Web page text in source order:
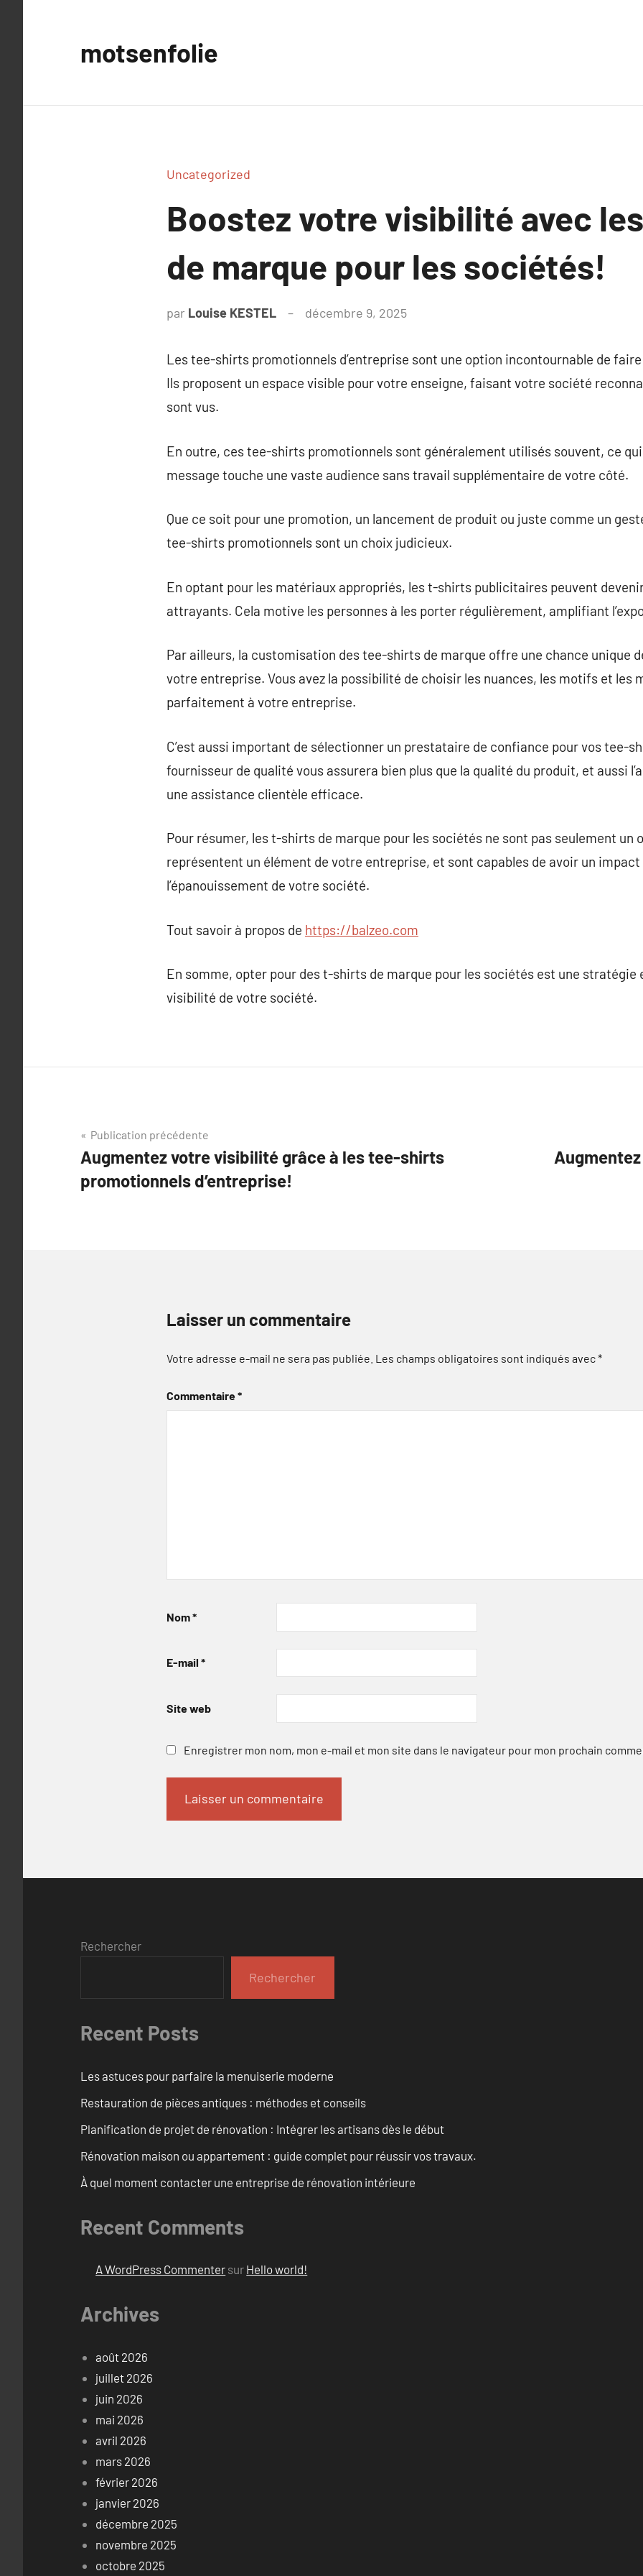
motsenfolie
Uncategorized
Boostez votre visibilité avec
de marque pour les sociétés!
par Louise KESTEL décembre 9, 2025
Les tee-shirts promotionnels d’entreprise sont une option incontournable de
Ils proposent un espace visible pour votre enseigne, faisant votre société
sont vus.
En outre, ces tee-shirts promotionnels sont généralement utilisés souvent, ce
message touche une vaste audience sans travail supplémentaire de votre côté.
Que ce soit pour une promotion, un lancement de produit ou juste comme un
tee-shirts promotionnels sont un choix judicieux.
En optant pour les matériaux appropriés, les t-shirts publicitaires peuvent
attrayants. Cela motive les personnes à les porter régulièrement, amplifiant
Par ailleurs, la customisation des tee-shirts de marque offre une chance unique
votre entreprise. Vous avez la possibilité de choisir les nuances, les motifs et les
parfaitement à votre entreprise.
C’est aussi important de sélectionner un prestataire de confiance pour vos tee-
fournisseur de qualité vous assurera bien plus que la qualité du produit, et aussi
une assistance clientèle efficace.
Pour résumer, les t-shirts de marque pour les sociétés ne sont pas seulement un
représentent un élément de votre entreprise, et sont capables de avoir un
l’épanouissement de votre société.
Tout savoir à propos de https://balzeo.com
En somme, opter pour des t-shirts de marque pour les sociétés est une
visibilité de votre société.
Navigation
de
l’article
Publication précédente
Augmentez votre visibilité grâce à les tee-shirts
promotionnels d’entreprise!
Laisser un commentaire
Votre adresse e-mail ne sera pas publiée. Les champs obligatoires sont indiqués avec*
Commentaire*
Nom*
E-mail *
Site web
Enregistrer mon nom, mon e-mail et mon site dans le navigateur pour mon prochain
Rechercher
Rechercher
Recent Posts
Les astuces pour parfaire la menuiserie moderne
Restauration de pièces antiques : méthodes et conseils
Planification de projet de rénovation : Intégrer les artisans dès le début
Rénovation maison ou appartement : guide complet pour réussir vos travaux.
À quel moment contacter une entreprise de rénovation intérieure
Recent Comments
A WordPress Commenter sur Hello world!
Archives
août 2026
juillet 2026
juin 2026
mai 2026
avril 2026
mars 2026
février 2026
janvier 2026
décembre 2025
novembre 2025
octobre 2025